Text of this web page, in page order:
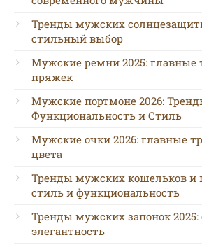
Тренды мужских
стильный выбор
Мужские ремни 2025: главные
пряжек
Мужские портмоне 2026:
Функциональность и Стиль
Мужские очки 2026: главные
цвета
Тренды мужских кошельков и
стиль и функциональность
Тренды мужских запонок 2025:
элегантность